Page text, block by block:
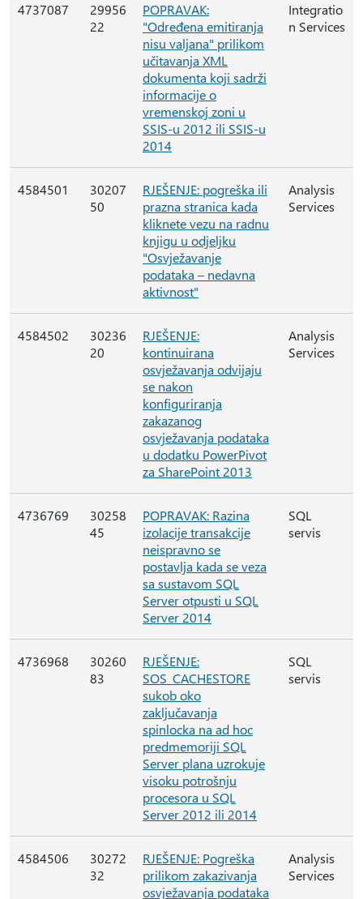
4737087
29956
22
POPRAVAK:
"Određena emitiranja
nisu valjana" prilikom
učitavanja XML
dokumenta koji sadrži
informacije o
vremenskoj zoni u
SSIS-u 2012 ili SSIS-u
2014
Integratio
n Services
4584501
30207
50
RJEŠENJE: pogreška ili
prazna stranica kada
kliknete vezu na radnu
knjigu u odjeljku
"Osvježavanje
podataka – nedavna
aktivnost"
Analysis
Services
4584502
30236
20
RJEŠENJE:
kontinuirana
osvježavanja odvijaju
se nakon
konfiguriranja
zakazanog
osvježavanja podataka
u dodatku PowerPivot
za SharePoint 2013
Analysis
Services
4736769
30258
45
POPRAVAK: Razina
izolacije transakcije
neispravno se
postavlja kada se veza
sa sustavom SQL
Server otpusti u SQL
Server 2014
SQL
servis
4736968
30260
83
RJEŠENJE:
SOS_CACHESTORE
sukob oko
zaključavanja
spinlocka na ad hoc
predmemoriji SQL
Server plana uzrokuje
visoku potrošnju
procesora u SQL
Server 2012 ili 2014
SQL
servis
4584506
30272
32
RJEŠENJE: Pogreška
prilikom zakazivanja
osvježavanja podataka
Analysis
Services